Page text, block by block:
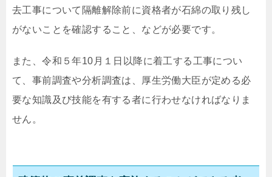
去工事について隔離解除前に資格者が石綿の取り残し
がないことを確認すること、などが必要です。
また、令和５年10月１日以降に着工する工事につい
て、事前調査や分析調査は、厚生労働大臣が定める必
要な知識及び技能を有する者に行わせなければなりま
せん。